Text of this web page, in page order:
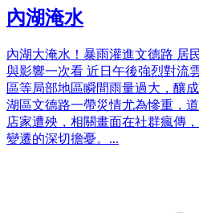
內湖淹水
內湖大淹水！暴雨灌進文德路 居
與影響一次看 近日午後強烈對流
區等局部地區瞬間雨量過大，釀
湖區文德路一帶災情尤為慘重，
店家遭殃，相關畫面在社群瘋傳
變遷的深切擔憂。...